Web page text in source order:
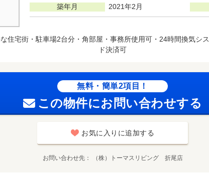
築年月 2021年2月
住宅街・駐車場2台分・角部屋・事務所使用可・24時間換気シ
ド決済可
無料・簡単2項目！
この物件にお問い合わせする
お気に入りに追加する
お問い合わせ先 （株）トーマスリビング 折尾店